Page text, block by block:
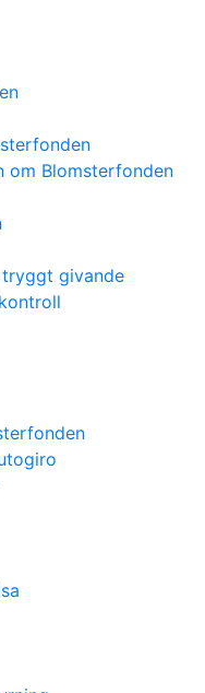
om Blomsterfonden
givande